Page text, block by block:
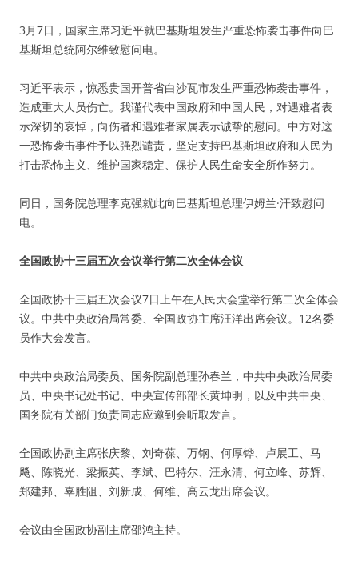
3月7日，国家主席习近平就巴基斯坦发生严重恐怖袭击事件向巴
基斯坦总统阿尔维致慰问电。
习近平表示，惊悉贵国开普省白沙瓦市发生严重恐怖袭击事件，
造成重大人员伤亡。我谨代表中国政府和中国人民，对遇难者表
示深切的哀悼，向伤者和遇难者家属表示诚挚的慰问。中方对这
一恐怖袭击事件予以强烈谴责，坚定支持巴基斯坦政府和人民为
打击恐怖主义、维护国家稳定、保护人民生命安全所作努力。
同日，国务院总理李克强就此向巴基斯坦总理伊姆兰·汗致慰问
电。
全国政协十三届五次会议举行第二次全体会议
全国政协十三届五次会议7日上午在人民大会堂举行第二次全体会
议。中共中央政治局常委、全国政协主席汪洋出席会议。12名委
员作大会发言。
中共中央政治局委员、国务院副总理孙春兰，中共中央政治局委
员、中央书记处书记、中央宣传部部长黄坤明，以及中共中央、
国务院有关部门负责同志应邀到会听取发言。
全国政协副主席张庆黎、刘奇葆、万钢、何厚铧、卢展工、马
飚、陈晓光、梁振英、李斌、巴特尔、汪永清、何立峰、苏辉、
郑建邦、辜胜阻、刘新成、何维、高云龙出席会议。
会议由全国政协副主席邵鸿主持。